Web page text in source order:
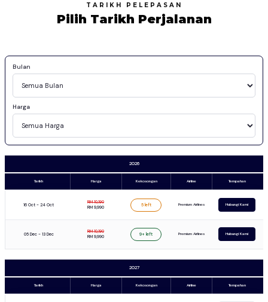
TARIKH PELEPASAN
Pilih Tarikh Perjalanan
Bulan
Harga
2026
Tarikh Harga Kekosongan Airline Tempahan
16 Oct - 24 Oct
RM 10,190
RM 9,990
5 left Premium Airlines Hubungi Kami
05 Dec - 13 Dec
RM 10,190
RM 9,990
9+ left Premium Airlines Hubungi Kami
2027
Tarikh Harga Kekosongan Airline Tempahan